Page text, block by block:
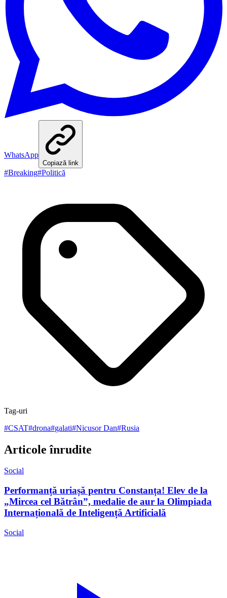
WhatsApp
Copiază link
#Breaking#Politică
Tag-uri
#CSAT#drona#galati#Nicusor Dan#Rusia
Articole înrudite
Social
Performanță uriașă pentru Constanța! Elev de la
„Mircea cel Bătrân”, medalie de aur la Olimpiada
Internațională de Inteligență Artificială
Social